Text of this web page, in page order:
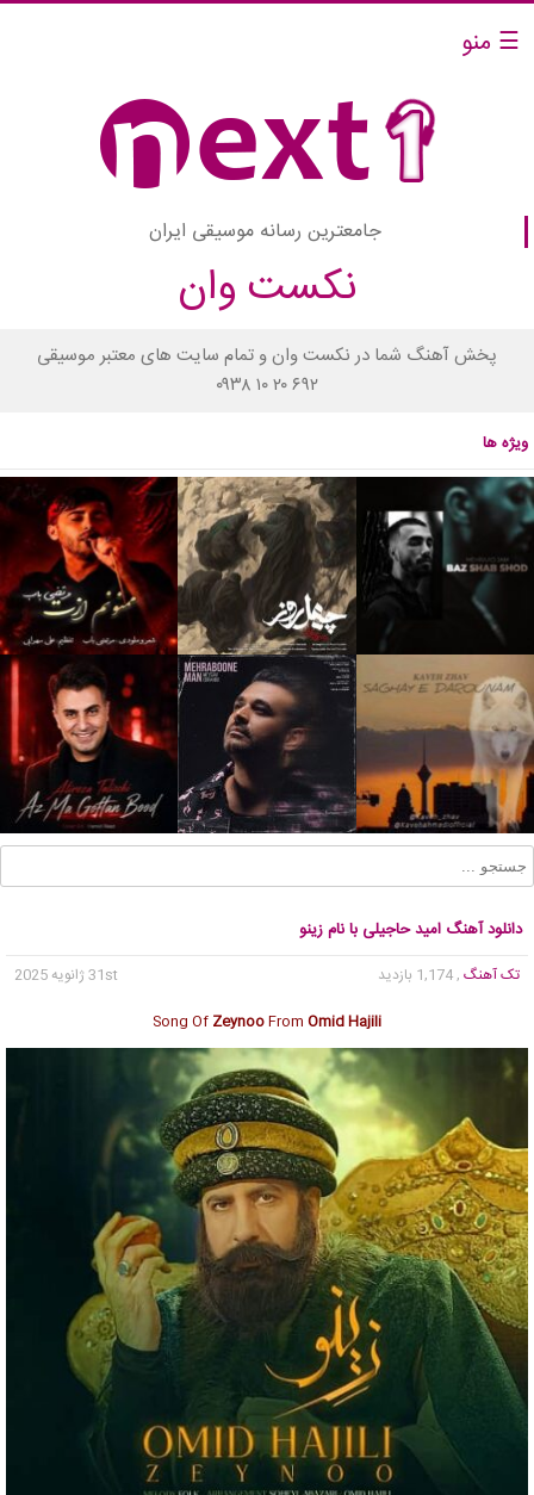
☰ منو
جامعترین رسانه موسیقی ایران
نکست وان
پخش آهنگ شما در نکست وان و تمام سایت های معتبر موسیقی
۰۹۳۸ ۱۰ ۲۰ ۶۹۲
ویژه ها
دانلود آهنگ امید حاجیلی با نام زینو
تک آهنگ , 1,174 بازدید
31st ژانویه 2025
Song Of ZeynooFrom Omid Hajili